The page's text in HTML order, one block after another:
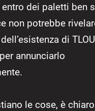
entro dei paletti ben
non potrebbe
di
annunciarlo
le cose, è